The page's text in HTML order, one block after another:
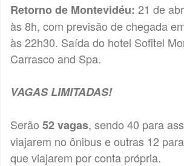
Retorno de Montevidéu: 21 de
às 8h, com previsão de chegada
às 22h30. Saída do hotel Sofitel
Carrasco and Spa.
VAGAS LIMITADAS!
Serão 52 vagas, sendo 40 para
viajarem no ônibus e outras 12
que viajarem por conta própria.